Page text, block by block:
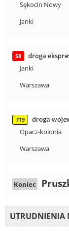
Sękocin Nowy
Janki
S8
droga
Janki
Warszawa
719
droga
Opacz-kolonia
Warszawa
Koniec
UTRUDNIENIA